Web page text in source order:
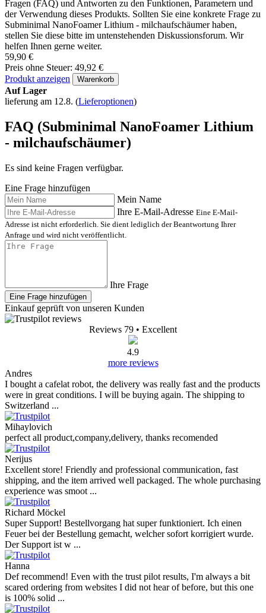
Fragen (FAQ) und Antworten zu den Funktionen, Parametern und
der Verwendung dieses Produkts. Sollten Sie eine konkrete Frage zu
Subminimal NanoFoamer Lithium - milchaufschäumer haben,
stellen Sie diese bitte im untenstehenden Diskussionsforum. Wir
helfen Ihnen gerne weiter.
59,90 €
Preis ohne Steuer: 49,92 €
Produkt anzeigen
Warenkorb
Auf Lager
lieferung am 12.8. (Lieferoptionen)
FAQ (Subminimal NanoFoamer Lithium
- milchaufschäumer)
Es sind keine Fragen verfügbar.
Eine Frage hinzufügen
Mein Name
Ihre E-Mail-Adresse Eine E-Mail-
Adresse ist nicht erforderlich. Sie dient lediglich der Beantwortung Ihrer
Anfrage und wird nicht veröffentlicht.
Ihre Frage
Eine Frage hinzufügen
Einkauf geprüft von unseren Kunden
Reviews 79 • Excellent
4.9
more reviews
Andres
I bought a cafelat robot, the delivery was really fast and the products
were in great conditions. I will be buying again. The shipping to
Switzerland ...
Mihaylovich
perfect all product,company,delivery, thanks recomended
Nerijus
Excellent store! Friendly and professional communication, fast
shipping, and the item arrived well packaged. The whole purchasing
experience was smoot ...
Richard Möckel
Super Support! Bestellvorgang hat super funktioniert. Ich einen
Feuer bei der Bestellung gemacht, welcher sofort korrigiert wurde.
Der Support ist w ...
Hanna
Def recommend! Even with the trust pilot results, I'm always a bit
scared ordering from websites I did not hear of before, but this one
is 100% solid ...